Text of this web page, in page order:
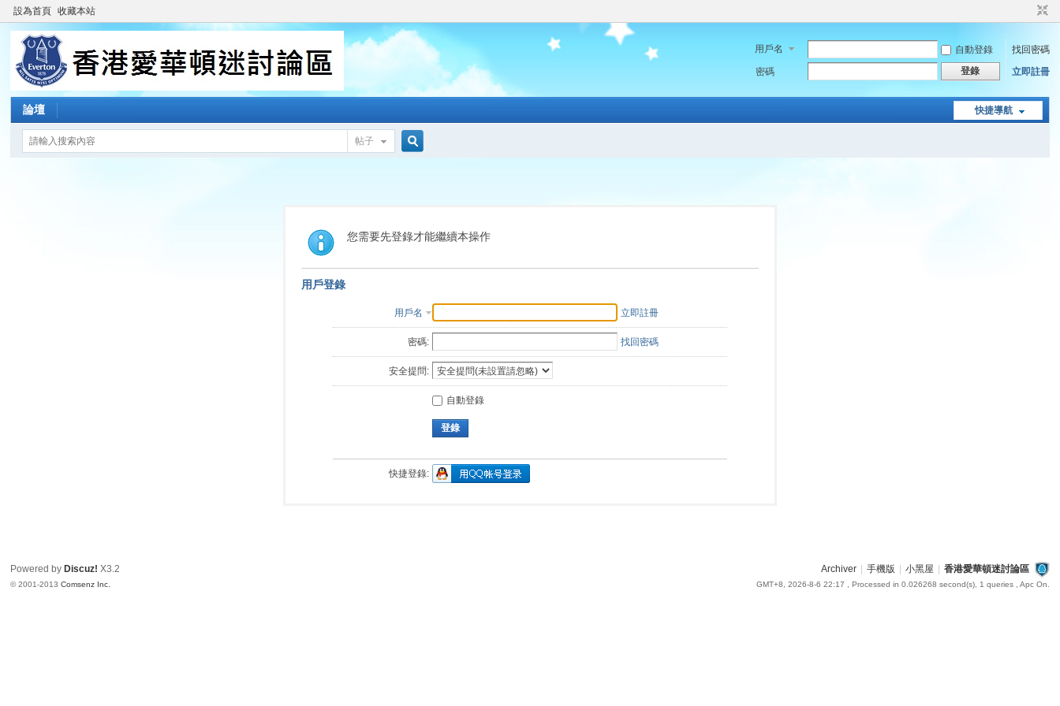
設為首頁 收藏本站
用戶名 自動登錄
找回密碼
密碼
登錄 立即註冊
快捷導航
論壇
帖子
索
您需要先登錄才能繼續本操作
用戶登錄
用戶名 立即註冊
密碼: 找回密碼
安全提問:
自動登錄
登錄
快捷登錄:
Archiver 手機版 小黑屋 香港愛華頓迷討論區
GMT+8, 2026-8-6 22:17 , Processed in 0.026268 second(s), 1 queries , Apc On.
Powered by Discuz! X3.2
© 2001-2013Comsenz Inc.